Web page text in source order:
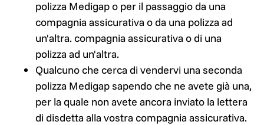
polizza Medigap o per il passaggio da una
compagnia assicurativa o da una polizza ad
un'altra. compagnia assicurativa o di una
polizza ad un'altra.
Qualcuno che cerca di vendervi una seconda
polizza Medigap sapendo che ne avete già una,
per la quale non avete ancora inviato la lettera
di disdetta alla vostra compagnia assicurativa.